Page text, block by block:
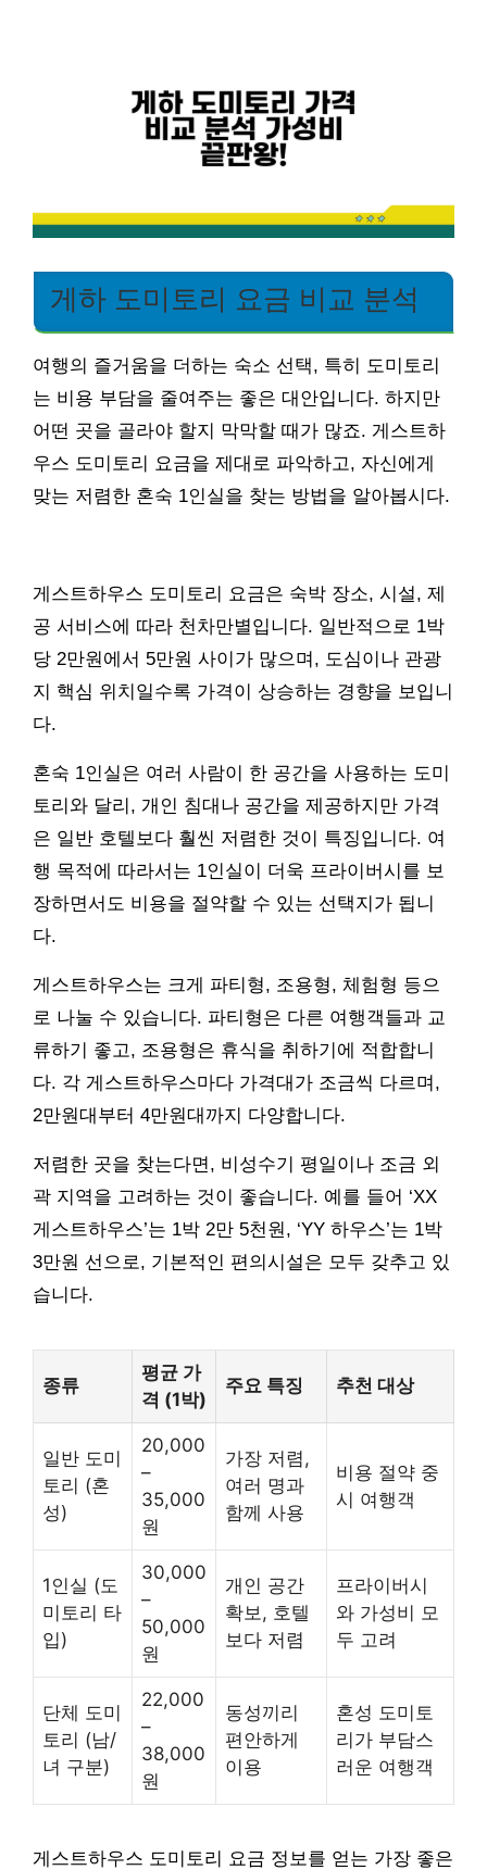
게하 도미토리 요금 비교 분석
여행의 즐거움을 더하는 숙소 선택, 특히 도미토리
는 비용 부담을 줄여주는 좋은 대안입니다. 하지만
어떤 곳을 골라야 할지 막막할 때가 많죠. 게스트하
우스 도미토리 요금을 제대로 파악하고, 자신에게
맞는 저렴한 혼숙 1인실을 찾는 방법을 알아봅시다.
게스트하우스 도미토리 요금은 숙박 장소, 시설, 제
공 서비스에 따라 천차만별입니다. 일반적으로 1박
당 2만원에서 5만원 사이가 많으며, 도심이나 관광
지 핵심 위치일수록 가격이 상승하는 경향을 보입니
다.
혼숙 1인실은 여러 사람이 한 공간을 사용하는 도미
토리와 달리, 개인 침대나 공간을 제공하지만 가격
은 일반 호텔보다 훨씬 저렴한 것이 특징입니다. 여
행 목적에 따라서는 1인실이 더욱 프라이버시를 보
장하면서도 비용을 절약할 수 있는 선택지가 됩니
다.
게스트하우스는 크게 파티형, 조용형, 체험형 등으
로 나눌 수 있습니다. 파티형은 다른 여행객들과 교
류하기 좋고, 조용형은 휴식을 취하기에 적합합니
다. 각 게스트하우스마다 가격대가 조금씩 다르며,
2만원대부터 4만원대까지 다양합니다.
저렴한 곳을 찾는다면, 비성수기 평일이나 조금 외
곽 지역을 고려하는 것이 좋습니다. 예를 들어 ‘XX
게스트하우스’는 1박 2만 5천원, ‘YY 하우스’는 1박
3만원 선으로, 기본적인 편의시설은 모두 갖추고 있
습니다.
종류
평균 가
격 (1박)
주요 특징 추천 대상
일반 도미
토리 (혼
성)
20,000
–
35,000
원
가장 저렴,
여러 명과
함께 사용
비용 절약 중
시 여행객
1인실 (도
미토리 타
입)
30,000
–
50,000
원
개인 공간
확보, 호텔
보다 저렴
프라이버시
와 가성비 모
두 고려
단체 도미
토리 (남/
녀 구분)
22,000
–
38,000
원
동성끼리
편안하게
이용
혼성 도미토
리가 부담스
러운 여행객
게스트하우스 도미토리 요금 정보를 얻는 가장 좋은